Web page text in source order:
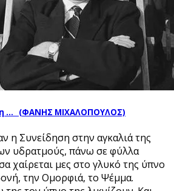
… (ΦΑΝΗΣ ΜΙΧΑΛΟΠΟΥΛΟΣ)
η Συνείδηση στην αγκαλιά της
υδρατμούς, πάνω σε φύλλα
χαίρεται μες στο γλυκό της ύπνο
την Ομορφιά, το Ψέμμα.